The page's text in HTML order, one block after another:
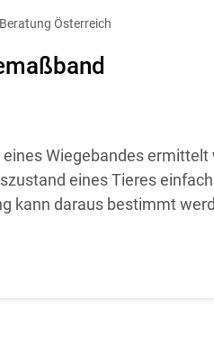
Österreich
Wiegebandes ermittelt
eines Tieres
kann daraus bestimmt